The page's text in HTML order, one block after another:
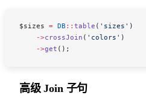
$sizes = DB :: table ( 'sizes' )
    ->
crossJoin ( 'colors' )
    ->
get ();
高级 Join 子句